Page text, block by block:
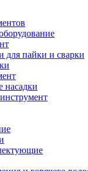
для пайки и сварки
насадки